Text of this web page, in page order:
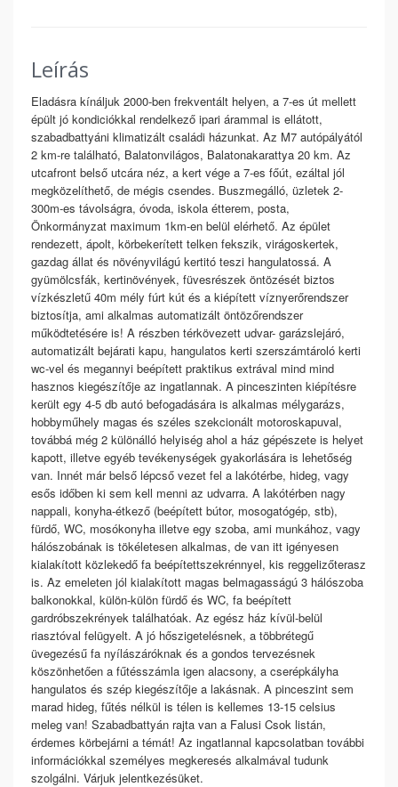
Leírás
Eladásra kínáljuk 2000-ben frekventált helyen, a 7-es út mellett
épült jó kondiciókkal rendelkező ipari árammal is ellátott,
szabadbattyáni klimatizált családi házunkat. Az M7 autópályától
2 km-re található, Balatonvilágos, Balatonakarattya 20 km. Az
utcafront belső utcára néz, a kert vége a 7-es főút, ezáltal jól
megközelíthető, de mégis csendes. Buszmegálló, üzletek 2-
300m-es távolságra, óvoda, iskola étterem, posta,
Önkormányzat maximum 1km-en belül elérhető. Az épület
rendezett, ápolt, körbekerített telken fekszik, virágoskertek,
gazdag állat és növényvilágú kertitó teszi hangulatossá. A
gyümölcsfák, kertinövények, füvesrészek öntözését biztos
vízkészletű 40m mély fúrt kút és a kiépített víznyerőrendszer
biztosítja, ami alkalmas automatizált öntözőrendszer
működtetésére is! A részben térkövezett udvar- garázslejáró,
automatizált bejárati kapu, hangulatos kerti szerszámtároló kerti
wc-vel és megannyi beépített praktikus extrával mind mind
hasznos kiegészítője az ingatlannak. A pinceszinten kiépítésre
került egy 4-5 db autó befogadására is alkalmas mélygarázs,
hobbyműhely magas és széles szekcionált motoroskapuval,
továbbá még 2 különálló helyiség ahol a ház gépészete is helyet
kapott, illetve egyéb tevékenységek gyakorlására is lehetőség
van. Innét már belső lépcső vezet fel a lakótérbe, hideg, vagy
esős időben ki sem kell menni az udvarra. A lakótérben nagy
nappali, konyha-étkező (beépített bútor, mosogatógép, stb),
fürdő, WC, mosókonyha illetve egy szoba, ami munkához, vagy
hálószobának is tökéletesen alkalmas, de van itt igényesen
kialakított közlekedő fa beépítettszekrénnyel, kis reggelizőterasz
is. Az emeleten jól kialakított magas belmagasságú 3 hálószoba
balkonokkal, külön-külön fürdő és WC, fa beépített
gardróbszekrények találhatóak. Az egész ház kívül-belül
riasztóval felügyelt. A jó hőszigetelésnek, a többrétegű
üvegezésű fa nyílászáróknak és a gondos tervezésnek
köszönhetően a fűtésszámla igen alacsony, a cserépkályha
hangulatos és szép kiegészítője a lakásnak. A pinceszint sem
marad hideg, fűtés nélkül is télen is kellemes 13-15 celsius
meleg van! Szabadbattyán rajta van a Falusi Csok listán,
érdemes körbejárni a témát! Az ingatlannal kapcsolatban további
információkkal személyes megkeresés alkalmával tudunk
szolgálni. Várjuk jelentkezésüket.